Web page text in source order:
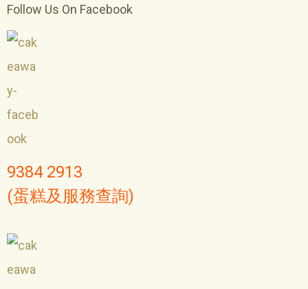
Follow Us On Facebook
9384 2913
(蛋糕及服務查詢)